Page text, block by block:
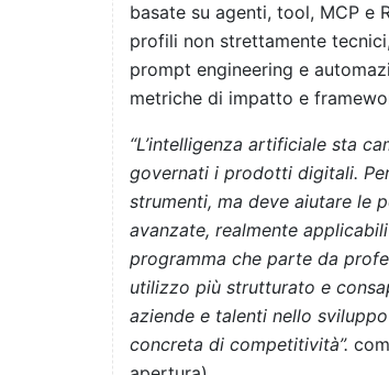
basate su agenti, tool, MCP e
profili non strettamente
prompt engineering e
metriche di impatto e
“L’intelligenza artificiale sta
governati i prodotti digitali.
strumenti, ma deve aiutare le
avanzate, realmente
programma che parte da
utilizzo più strutturato e
aziende e talenti nello
concreta di competitività”.